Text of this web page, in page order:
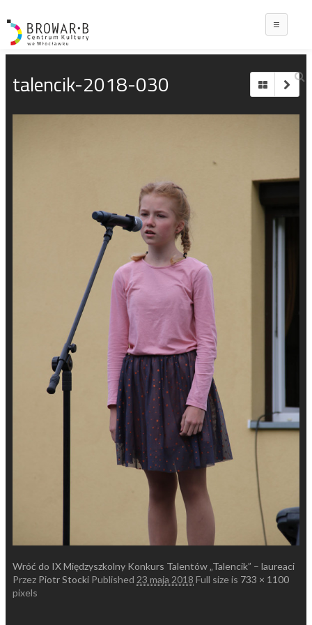
talencik-2018-030
Wróć do IX Międzyszkolny Konkurs Talentów „Talencik” – laureaci
Przez Piotr Stocki Published 23 maja 2018 Full size is 733 × 1100
pixels